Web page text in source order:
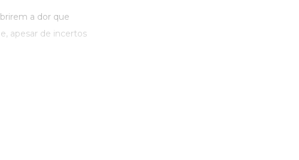
a dor que
apesar de incertos